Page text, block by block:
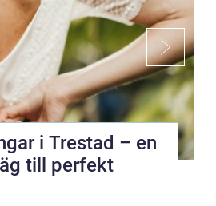
i Trestad – en
till perfekt